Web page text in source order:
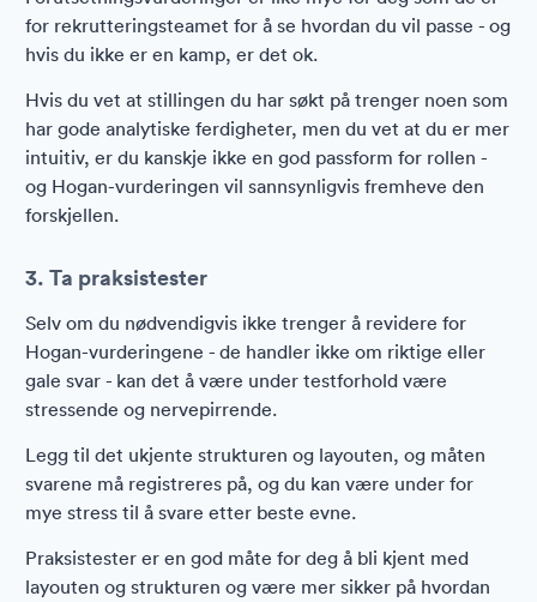
for rekrutteringsteamet for å se hvordan du vil passe - og
hvis du ikke er en kamp, er det ok.
Hvis du vet at stillingen du har søkt på trenger noen som
har gode analytiske ferdigheter, men du vet at du er mer
intuitiv, er du kanskje ikke en god passform for rollen -
og Hogan-vurderingen vil sannsynligvis fremheve den
forskjellen.
3. Ta praksistester
Selv om du nødvendigvis ikke trenger å revidere for
Hogan-vurderingene - de handler ikke om riktige eller
gale svar - kan det å være under testforhold være
stressende og nervepirrende.
Legg til det ukjente strukturen og layouten, og måten
svarene må registreres på, og du kan være under for
mye stress til å svare etter beste evne.
Praksistester er en god måte for deg å bli kjent med
layouten og strukturen og være mer sikker på hvordan